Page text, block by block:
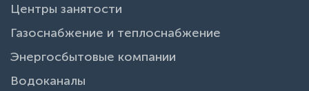
Центры занятости
Газоснабжение и теплоснабжение
Энергосбытовые компании
Водоканалы